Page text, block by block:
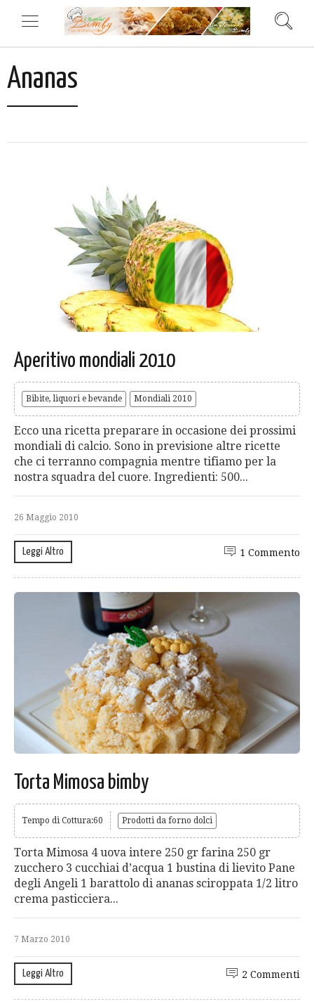
Ananas
Aperitivo mondiali 2010
Bibite, liquori e bevande Mondiali 2010
Ecco una ricetta preparare in occasione dei prossimi
mondiali di calcio. Sono in previsione altre ricette
che ci terranno compagnia mentre tifiamo per la
nostra squadra del cuore. Ingredienti: 500...
26 Maggio 2010
Leggi Altro 1 Commento
Torta Mimosa bimby
Tempo di Cottura:60 Prodotti da forno dolci
Torta Mimosa 4 uova intere 250 gr farina 250 gr
zucchero 3 cucchiai d’acqua 1 bustina di lievito Pane
degli Angeli 1 barattolo di ananas sciroppata 1/2 litro
crema pasticciera...
7 Marzo 2010
Leggi Altro 2 Commenti